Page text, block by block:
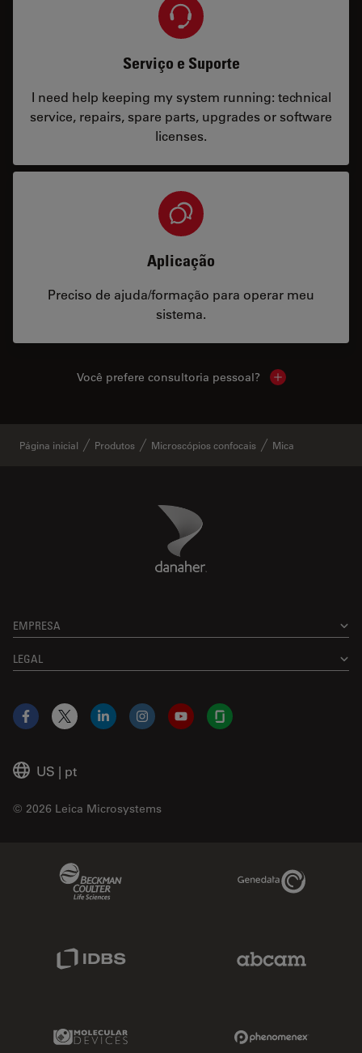
Serviço e Suporte
I need help keeping my system running: technical
service, repairs, spare parts, upgrades or software
licenses.
Aplicação
Preciso de ajuda/formação para operar meu
sistema.
Você prefere consultoria pessoal? Show local
Página inicial Produtos Microscópios confocais Mica
Danaher Logo
EMPRESA
LEGAL
US | pt
© 2026 Leica Microsystems
Facebook
X LinkedInInstagramYouTubeGlassdoor
Genedata Link
Molecular Devices Link